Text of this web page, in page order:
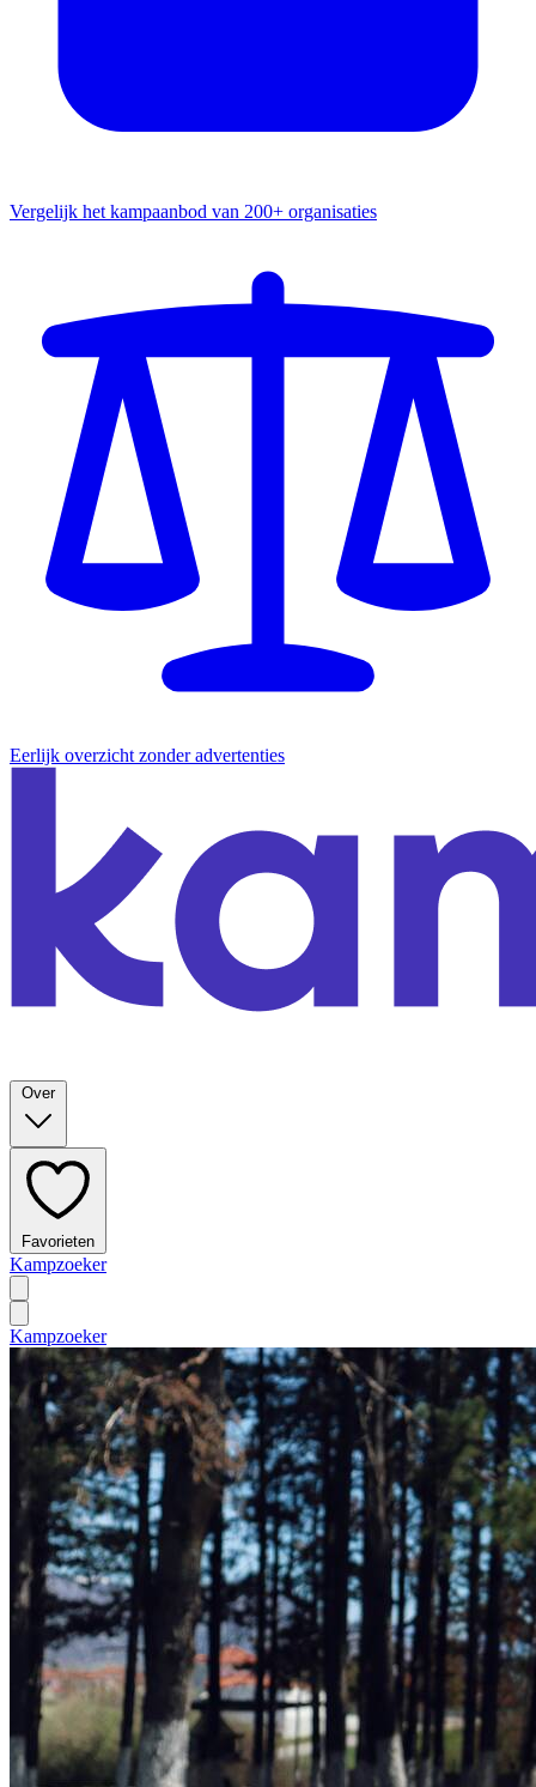
Vergelijk het kampaanbod van 200+ organisaties
Eerlijk overzicht zonder advertenties
Over
Favorieten
Kampzoeker
Kampzoeker